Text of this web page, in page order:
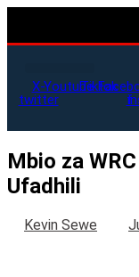
X-
twitter
YoutubeTiktok
f
Mbio za
Ufadhili
Kevin Sewe